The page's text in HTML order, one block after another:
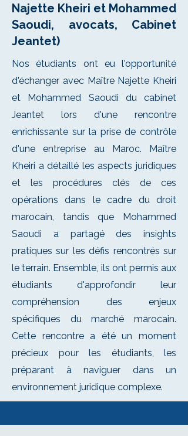
Najette Kheiri et Mohammed
Saoudi, avocats, Cabinet
Jeantet)
Nos étudiants ont eu l'opportunité
d'échanger avec Maître Najette Kheiri
et Mohammed Saoudi du cabinet
Jeantet lors d'une rencontre
enrichissante sur la prise de contrôle
d'une entreprise au Maroc. Maître
Kheiri a détaillé les aspects juridiques
et les procédures clés de ces
opérations dans le cadre du droit
marocain, tandis que Mohammed
Saoudi a partagé des insights
pratiques sur les défis rencontrés sur
le terrain. Ensemble, ils ont permis aux
étudiants d'approfondir leur
compréhension des enjeux
spécifiques du marché marocain.
Cette rencontre a été un moment
précieux pour les étudiants, les
préparant à naviguer dans un
environnement juridique complexe.